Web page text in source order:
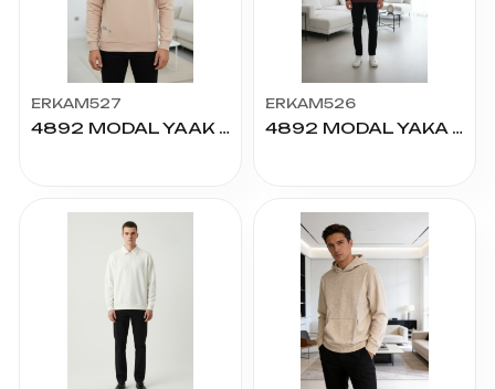
ERKAM527
4892 MODAL YAAK FERM BASK SWEAT S-2XL
ERKAM526
4892 MODAL YAKA FERM NAKIŞ SWEAT S-2XL